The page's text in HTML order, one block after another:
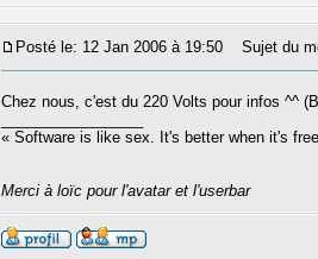
Posté le: 12 Jan 2006 à 19:50 Sujet du
Chez nous, c'est du 220 Volts pour infos ^^
« Software is like sex. It's better when it's
Merci à loïc pour l'avatar et l'userbar